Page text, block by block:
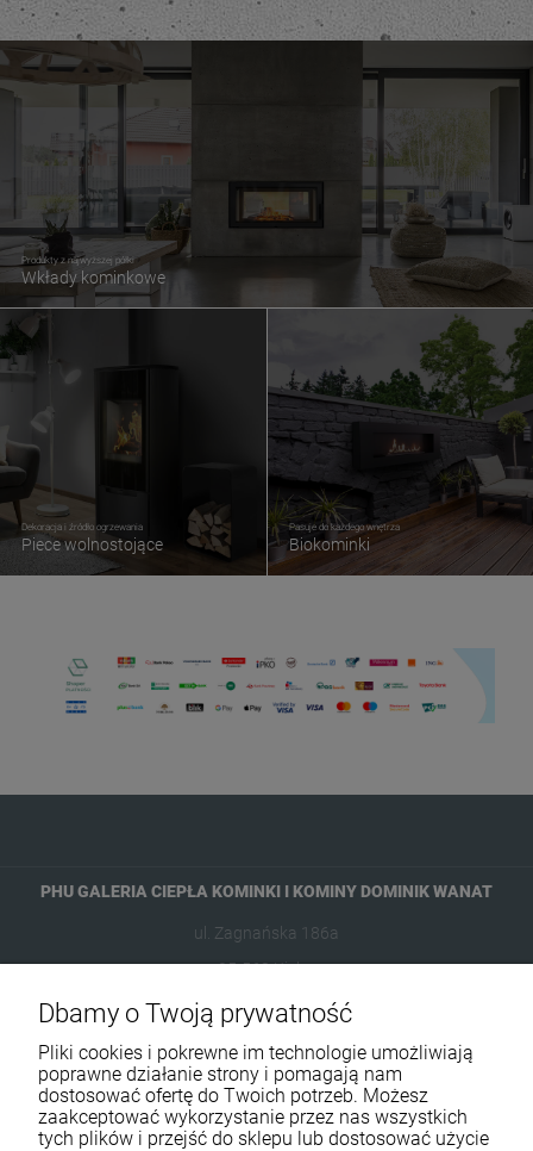
Produkty z najwyższej półki
Wkłady kominkowe
Dekoracja i źródło ogrzewania
Piece wolnostojące
Pasuje do każdego wnętrza
Biokominki
PHU GALERIA CIEPŁA KOMINKI I KOMINY DOMINIK WANAT
ul. Zagnańska 186a
25-563 Kielce
601954074
biuro@ikominki.pl
Pomoc
Dbamy o Twoją prywatność
Pliki cookies i pokrewne im technologie umożliwiają
poprawne działanie strony i pomagają nam
dostosować ofertę do Twoich potrzeb. Możesz
zaakceptować wykorzystanie przez nas wszystkich
tych plików i przejść do sklepu lub dostosować użycie